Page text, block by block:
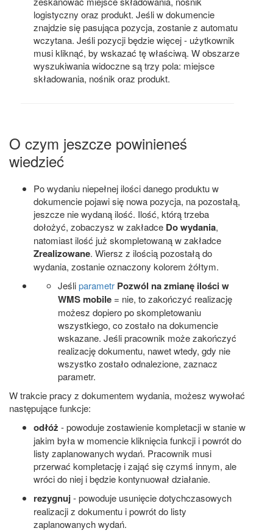
logistyczny oraz produkt. Jeśli w dokumencie
znajdzie się pasująca pozycja, zostanie z automatu
wczytana. Jeśli pozycji będzie więcej - użytkownik
musi kliknąć, by wskazać tę właściwą. W obszarze
wyszukiwania widoczne są trzy pola: miejsce
składowania, nośnik oraz produkt.
O czym jeszcze powinieneś
wiedzieć
Po wydaniu niepełnej ilości danego produktu w
dokumencie pojawi się nowa pozycja, na pozostałą,
jeszcze nie wydaną ilość. Ilość, którą trzeba
dołożyć, zobaczysz w zakładce Do wydania,
natomiast ilość już skompletowaną w zakładce
Zrealizowane. Wiersz z ilością pozostałą do
wydania, zostanie oznaczony kolorem żółtym.
Jeśliparametr Pozwól na zmianę ilości w
WMS mobile = nie, to zakończyć realizację
możesz dopiero po skompletowaniu
wszystkiego, co zostało na dokumencie
wskazane. Jeśli pracownik może zakończyć
realizację dokumentu, nawet wtedy, gdy nie
wszystko zostało odnalezione, zaznacz
parametr.
W trakcie pracy z dokumentem wydania, możesz wywołać
następujące funkcje:
odłóż - powoduje zostawienie kompletacji w stanie w
jakim była w momencie kliknięcia funkcji i powrót do
listy zaplanowanych wydań. Pracownik musi
przerwać kompletację i zająć się czymś innym, ale
wróci do niej i będzie kontynuował działanie.
rezygnuj- powoduje usunięcie dotychczasowych
realizacji z dokumentu i powrót do listy
zaplanowanych wydań.